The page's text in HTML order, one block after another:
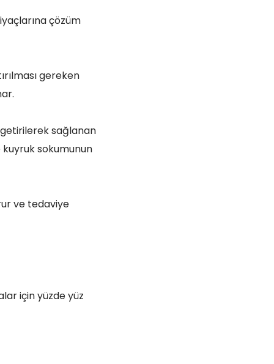
çözüm
gereken
getirilerek sağlanan
kuyruk sokumunun
ve tedaviye
için yüzde yüz